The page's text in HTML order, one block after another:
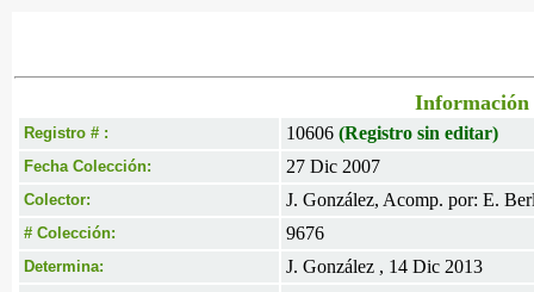
Información
Registro # : 10606 (Registro sin editar)
Fecha Colección: 27 Dic 2007
Colector: J. González, Acomp. por: E.
# Colección: 9676
Determina: J. González , 14 Dic 2013